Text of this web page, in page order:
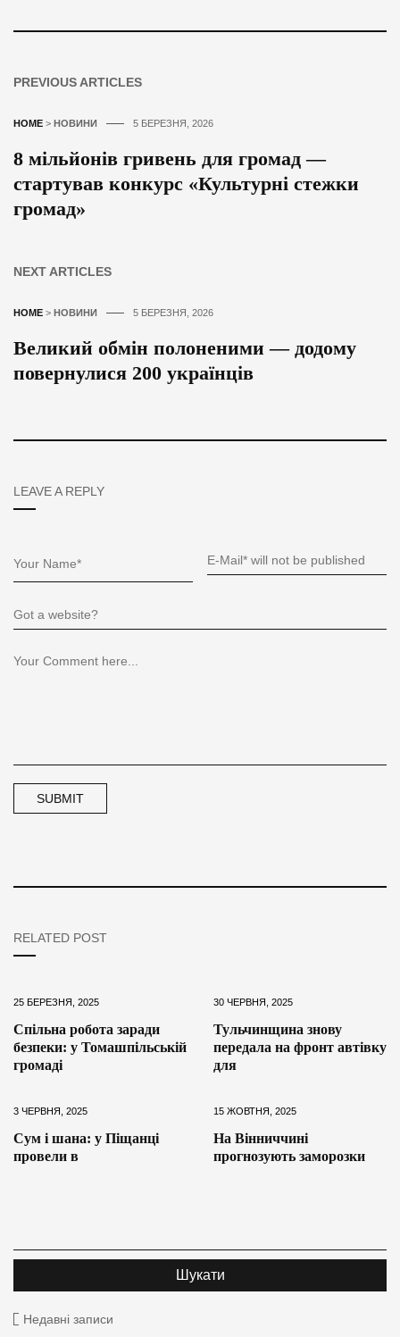
PREVIOUS ARTICLES
HOME > НОВИНИ 5 БЕРЕЗНЯ, 2026
8 мільйонів гривень для громад —
стартував конкурс «Культурні стежки
громад»
NEXT ARTICLES
HOME > НОВИНИ 5 БЕРЕЗНЯ, 2026
Великий обмін полоненими — додому
повернулися 200 українців
LEAVE A REPLY
RELATED POST
25 БЕРЕЗНЯ, 2025
Спільна робота заради
безпеки: у Томашпільській
громаді
30 ЧЕРВНЯ, 2025
Тульчинщина знову
передала на фронт автівку
для
3 ЧЕРВНЯ, 2025
Сум і шана: у Піщанці
провели в
15 ЖОВТНЯ, 2025
На Вінниччині
прогнозують заморозки
Недавні записи